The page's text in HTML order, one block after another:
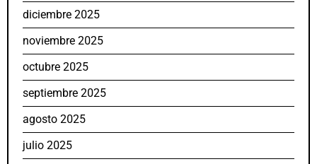
diciembre 2025
noviembre 2025
octubre 2025
septiembre 2025
agosto 2025
julio 2025